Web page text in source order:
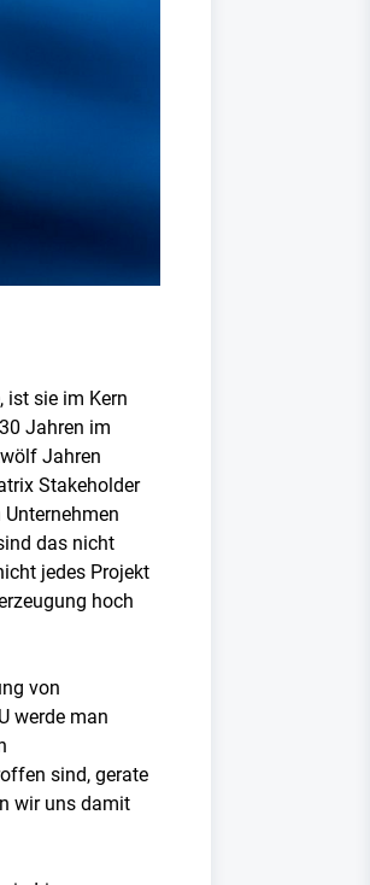
ist sie im Kern
Jahren im
Jahren
Stakeholder
das nicht
jedes Projekt
hoch
von
werde man
sind, gerate
wir uns damit